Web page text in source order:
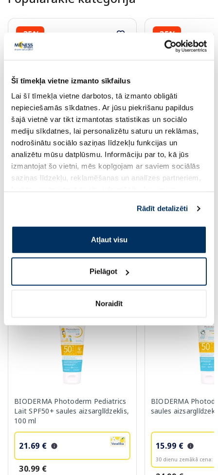
Šī tīmekļa vietne izmanto sīkfailus
Lai šī tīmekļa vietne darbotos, tā izmanto obligāti
nepieciešamās sīkdatnes. Ar jūsu piekrišanu papildus
šajā vietnē var tikt izmantotas statistikas un sociālo
mediju sīkdatnes, lai personalizētu saturu un reklāmas,
nodrošinātu sociālo saziņas līdzekļu funkcijas un
analizētu mūsu datplūsmu. Informāciju par to, kā jūs
izmantojat šo vietni, mēs kopīgojam ar saviem sociālās
saziņas līdzekļu, reklamēšanas un analīzes partneriem,
pakalpojumus. Ja piekrītat šo papildu sīkdatņu
izmantošanai, lūdzu, atzīmējiet savu izvēli:
Rādīt detalizēti
Atļaut visu
Pielāgot
Noraidīt
-35%
SENSODYNE Pronamel Kids (2-6
g.) zobu pasta, 50 ml
3.11 € 4.79 €
-35%
NORDICS Bērnu ar
zobu pasta, 50 ml
2.98 € 4.59 €
Standarta cena: 4.59 €
Page 1 of 10
Saules aizsardzībai vasarā ☀️
BIODERMA Photoderm Pediatrics
Lait SPF50+ saules aizsarglīdzeklis,
100 ml
21.69 €
30.99 €
BIODERMA
saules
15.99 €
30 dienu zemākā cena: